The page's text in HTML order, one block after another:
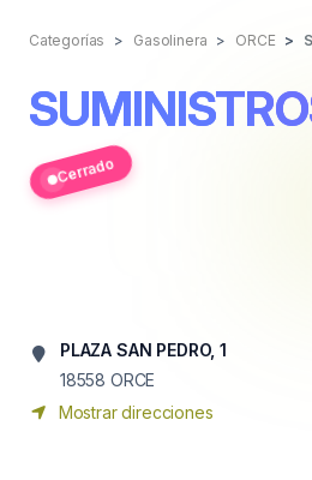
Categorías Gasolinera ORCE
Cerrado
PLAZA SAN PEDRO, 1
18558 ORCE
Mostrar direcciones